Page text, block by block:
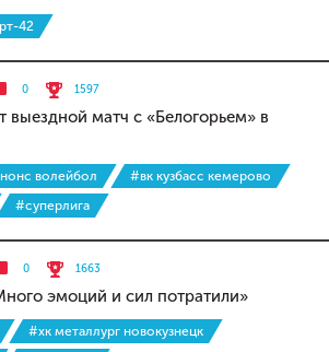
42
0 1597
выездной матч с «Белогорьем» в
волейбол
#вк кузбасс кемерово
#суперлига
0 1663
эмоций и сил потратили»
#хк металлург новокузнецк